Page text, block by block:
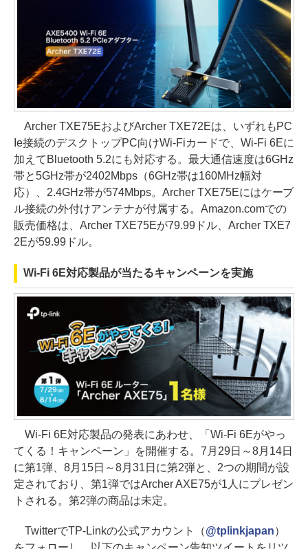
Archer TXE75EおよびArcher TXE72Eは、いずれもPC
Ie接続のデスクトップPC向けWi-Fiカードで、Wi-Fi 6Eに
加えてBluetooth 5.2にも対応する。最大通信速度は6GHz
帯と5GHz帯が2402Mbps（6GHz帯は160MHz幅対
応）、2.4GHz帯が574Mbps。Archer TXE75Eにはケーブ
ル接続の外付けアンテナが付属する。Amazon.comでの
販売価格は、Archer TXE75Eが79.99ドル、Archer TXE7
2Eが59.99ドル。
Wi-Fi 6E対応製品が当たるキャンペーンを実施
Wi-Fi 6E対応製品の発表にあわせ、「Wi-Fi 6Eがやっ
てくる！キャンペーン」を開催する。7月29日～8月14日
に第1弾、8月15日～8月31日に第2弾と、2つの期間が設
定されており、第1弾ではArcher AXE75が1人にプレゼン
トされる。第2弾の商品は未定。
TwitterでTP-Linkの公式アカウント（@tplinkjapan）